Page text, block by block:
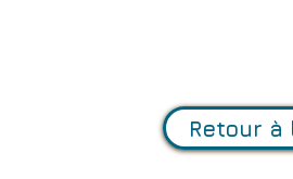
Retour